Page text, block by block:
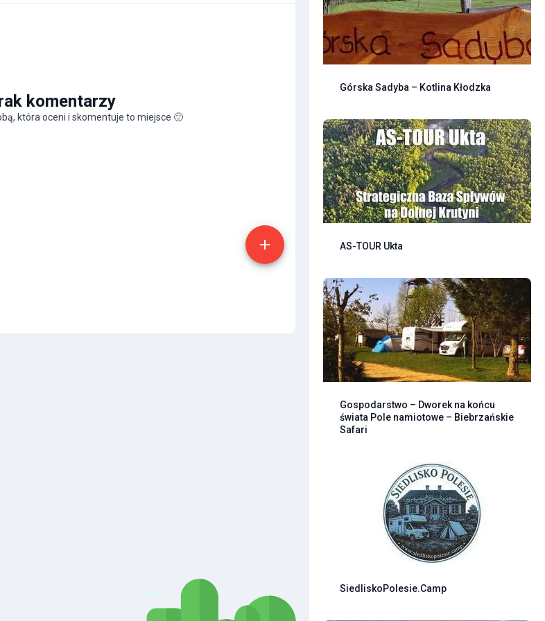
komentarzy
która oceni i skomentuje to miejsce 🙂
Górska Sadyba – Kotlina Kłodzka
AS-TOUR Ukta
Gospodarstwo – Dworek na końcu
świata Pole namiotowe – Biebrzańskie
Safari
SiedliskoPolesie.Camp